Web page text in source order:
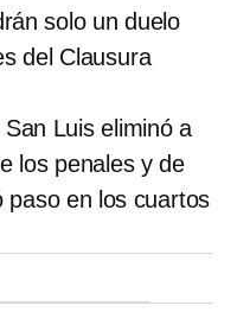
solo un duelo
del Clausura
Luis eliminó a
los penales y de
paso en los cuartos